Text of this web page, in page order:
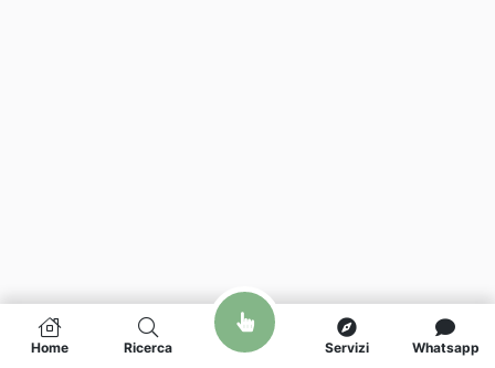
Home Ricerca Servizi Whatsapp